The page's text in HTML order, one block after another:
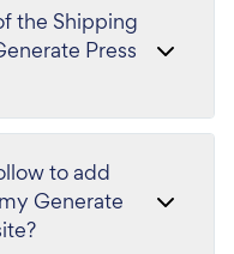
the Shipping
Press
to add
Generate